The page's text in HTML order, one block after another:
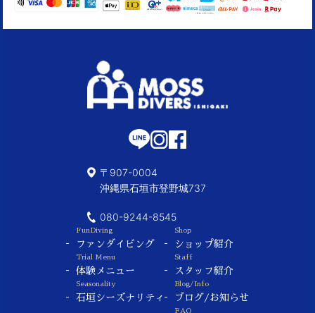
〒907-0004
沖縄県石垣市登野城737
080-9244-8545
FunDiving
ファンダイビング
Trial Menu
体験メニュー
Seasonality
石垣シーズナリティ
Shop
ショップ紹介
Staff
スタッフ紹介
Blog/Info
ブログ/お知らせ
FAQ